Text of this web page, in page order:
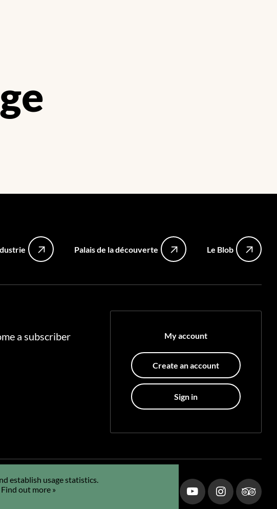
establish usage statistics.
out more »
Palais de la découverte Le Blob
My account
Create an account
Sign in
a subscriber
FR